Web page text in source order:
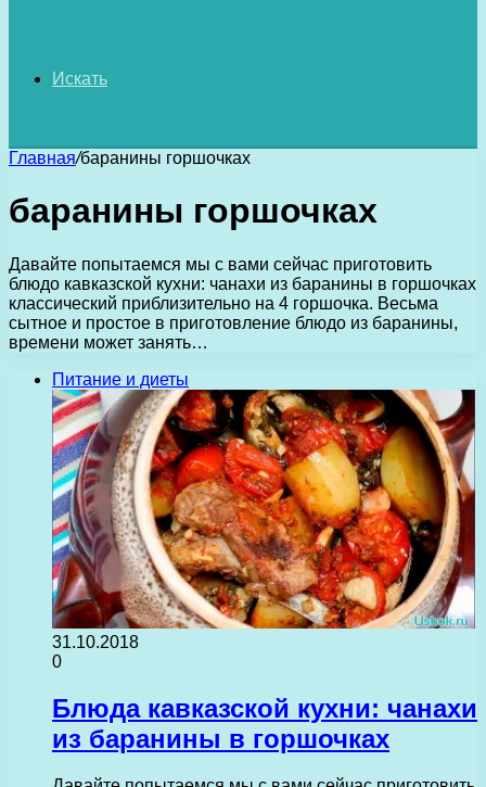
Искать
Главная/баранины горшочках
баранины горшочках
Давайте попытаемся мы с вами сейчас приготовить
блюдо кавказской кухни: чанахи из баранины в горшочках
классический приблизительно на 4 горшочка. Весьма
сытное и простое в приготовление блюдо из баранины,
времени может занять…
Питание и диеты
31.10.2018
0
Блюда кавказской кухни: чанахи
из баранины в горшочках